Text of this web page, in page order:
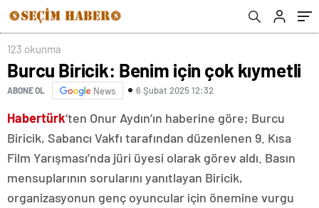
123 okunma
Burcu Biricik: Benim için çok kıymetli
ABONE OL News 6 Şubat 2025 12:32
Habertürk‘ten Onur Aydın’ın haberine göre; Burcu
Biricik, Sabancı Vakfı tarafından düzenlenen 9. Kısa
Film Yarışması’nda jüri üyesi olarak görev aldı. Basın
mensuplarının sorularını yanıtlayan Biricik,
organizasyonun genç oyuncular için önemine vurgu